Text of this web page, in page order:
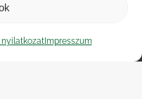
Impresszum
nyilatkozat
|